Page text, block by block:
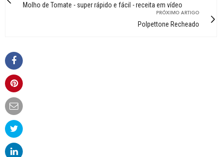
Molho de Tomate - super rápido e fácil - receita em vídeo
PRÓXIMO ARTIGO
Polpettone Recheado